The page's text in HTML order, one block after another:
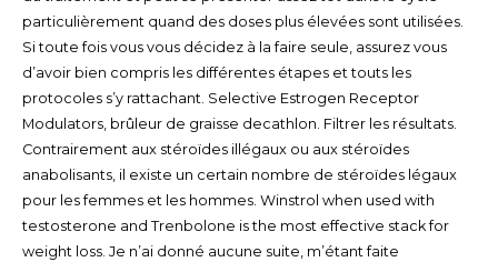
particulièrement quand des doses plus élevées sont utilisées.
Si toute fois vous vous décidez à la faire seule, assurez vous
d’avoir bien compris les différentes étapes et touts les
protocoles s’y rattachant. Selective Estrogen Receptor
Modulators, brûleur de graisse decathlon. Filtrer les résultats.
Contrairement aux stéroïdes illégaux ou aux stéroïdes
anabolisants, il existe un certain nombre de stéroïdes légaux
pour les femmes et les hommes. Winstrol when used with
testosterone and Trenbolone is the most effective stack for
weight loss. Je n’ai donné aucune suite, m’étant faite